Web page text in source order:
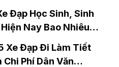
Đạp Học Sinh, Sinh
Nay Bao Nhiêu?
Xe Đạp Đi Làm Tiết
Chi Phí Dân Văn